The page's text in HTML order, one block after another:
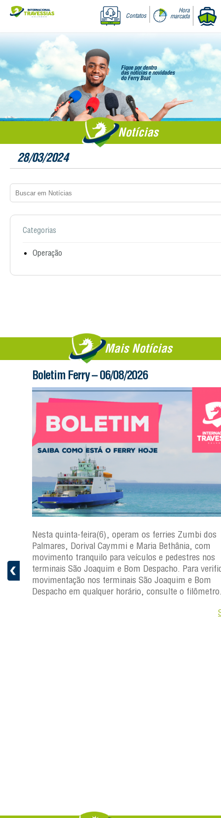
Contatos
Hora
marcada
Notícias
28/03/2024
Categorias
Operação
Mais Notícias
Boletim Ferry – 06/08/2026
Nesta quinta-feira(6), operam os ferries Zumbi dos
Palmares, Dorival Caymmi e Maria Bethânia, com
movimento tranquilo para veículos e pedestres nos
terminais São Joaquim e Bom Despacho. Para
movimentação nos terminais São Joaquim e Bom
Despacho em qualquer horário, consulte o